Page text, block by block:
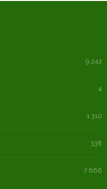
9 242
4
1 310
338
7 666